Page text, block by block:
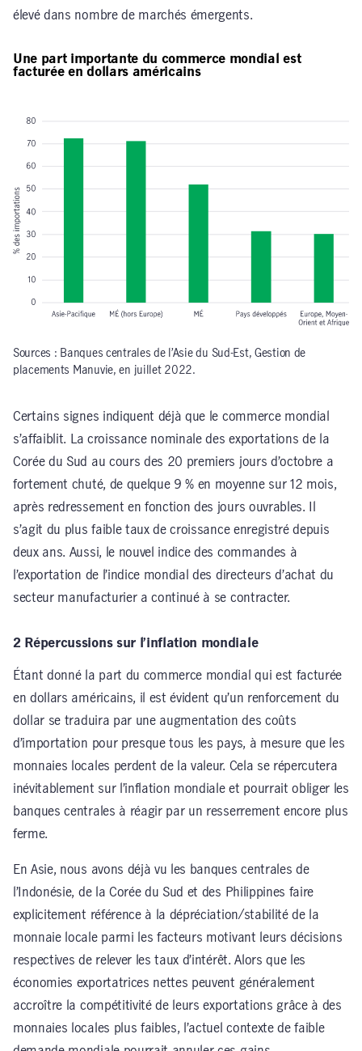
élevé dans nombre de marchés émergents.
Une part importante du commerce mondial est
facturée en dollars américains
Sources : Banques centrales de l’Asie du Sud-Est, Gestion de
placements Manuvie, en juillet 2022.
Certains signes indiquent déjà que le commerce mondial
s’affaiblit. La croissance nominale des exportations de la
Corée du Sud au cours des 20 premiers jours d’octobre a
fortement chuté, de quelque 9 % en moyenne sur 12 mois,
après redressement en fonction des jours ouvrables. Il
s’agit du plus faible taux de croissance enregistré depuis
deux ans. Aussi, le nouvel indice des commandes à
l’exportation de l’indice mondial des directeurs d’achat du
secteur manufacturier a continué à se contracter.
2 Répercussions sur l’inflation mondiale
Étant donné la part du commerce mondial qui est facturée
en dollars américains, il est évident qu’un renforcement du
dollar se traduira par une augmentation des coûts
d’importation pour presque tous les pays, à mesure que les
monnaies locales perdent de la valeur. Cela se répercutera
inévitablement sur l’inflation mondiale et pourrait obliger les
banques centrales à réagir par un resserrement encore plus
ferme.
En Asie, nous avons déjà vu les banques centrales de
l’Indonésie, de la Corée du Sud et des Philippines faire
explicitement référence à la dépréciation/stabilité de la
monnaie locale parmi les facteurs motivant leurs décisions
respectives de relever les taux d’intérêt. Alors que les
économies exportatrices nettes peuvent généralement
accroître la compétitivité de leurs exportations grâce à des
monnaies locales plus faibles, l’actuel contexte de faible